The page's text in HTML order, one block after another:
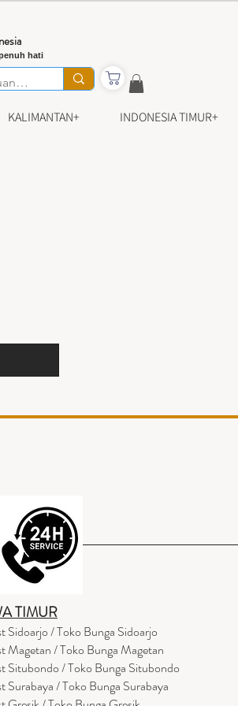
hati
KALIMANTAN+ INDONESIA TIMUR+
TIMUR
Sidoarjo / Toko Bunga Sidoarjo
Magetan / Toko Bunga Magetan
Situbondo / Toko Bunga Situbondo
Surabaya / Toko Bunga Surabaya